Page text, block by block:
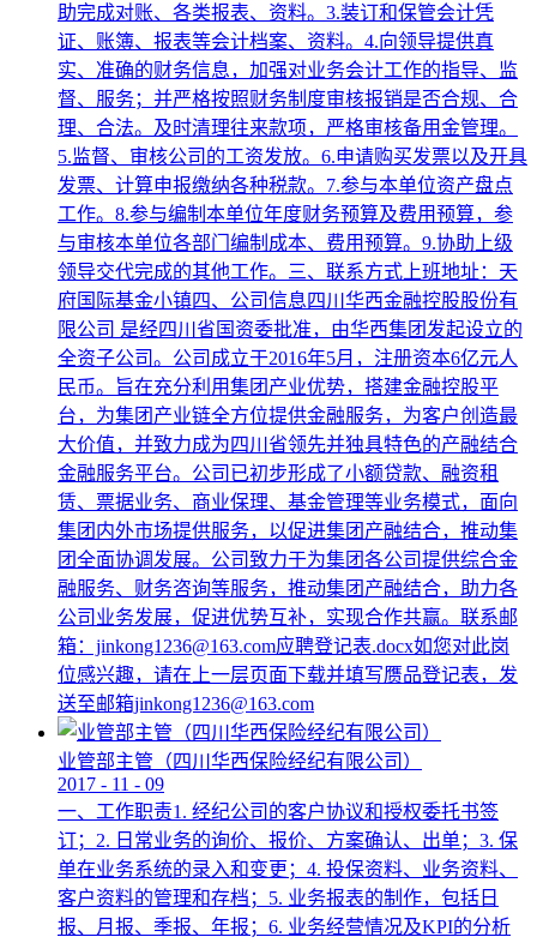
助完成对账、各类报表、资料。3.装订和保管会计凭
证、账簿、报表等会计档案、资料。4.向领导提供真
实、准确的财务信息，加强对业务会计工作的指导、监
督、服务；并严格按照财务制度审核报销是否合规、合
理、合法。及时清理往来款项，严格审核备用金管理。
5.监督、审核公司的工资发放。6.申请购买发票以及开具
发票、计算申报缴纳各种税款。7.参与本单位资产盘点
工作。8.参与编制本单位年度财务预算及费用预算，参
与审核本单位各部门编制成本、费用预算。9.协助上级
领导交代完成的其他工作。三、联系方式上班地址：天
府国际基金小镇四、公司信息四川华西金融控股股份有
限公司 是经四川省国资委批准，由华西集团发起设立的
全资子公司。公司成立于2016年5月，注册资本6亿元人
民币。旨在充分利用集团产业优势，搭建金融控股平
台，为集团产业链全方位提供金融服务，为客户创造最
大价值，并致力成为四川省领先并独具特色的产融结合
金融服务平台。公司已初步形成了小额贷款、融资租
赁、票据业务、商业保理、基金管理等业务模式，面向
集团内外市场提供服务，以促进集团产融结合，推动集
团全面协调发展。公司致力于为集团各公司提供综合金
融服务、财务咨询等服务，推动集团产融结合，助力各
公司业务发展，促进优势互补，实现合作共赢。联系邮
箱：jinkong1236@163.com应聘登记表.docx如您对此岗
位感兴趣，请在上一层页面下载并填写赝品登记表，发
送至邮箱jinkong1236@163.com
业管部主管（四川华西保险经纪有限公司）
2017 - 11 - 09
一、工作职责1. 经纪公司的客户协议和授权委托书签
订；2. 日常业务的询价、报价、方案确认、出单；3. 保
单在业务系统的录入和变更；4. 投保资料、业务资料、
客户资料的管理和存档；5. 业务报表的制作，包括日
报、月报、季报、年报；6. 业务经营情况及KPI的分析